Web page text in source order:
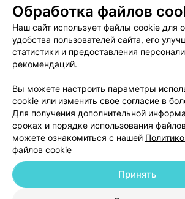
О проекте Новости проекта
Медицинский маркетинг
Пользовательское соглашение
Вакансии
Партнеры
Написать в поддержку
Персональные настройки
Обработка персональных
Обработка файлов
Наш сайт использует файлы cookie для
удобства пользователей сайта, его
статистики и предоставления
рекомендаций.
Вы можете настроить параметры
cookie или изменить свое согласие в
Для получения дополнительной
сроках и порядке использования
можете ознакомиться с нашей
файлов cookie
Принять